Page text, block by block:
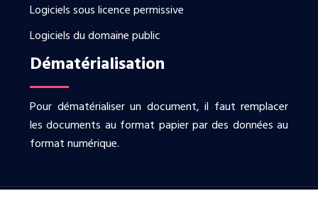
Logiciels sous licence permissive
Logiciels du domaine public
Dématérialisation
Pour dématérialiser un document, il faut remplacer
les documents au format papier par des données au
format numérique.